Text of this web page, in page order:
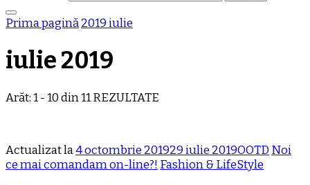
Prima pagină2019iulie
iulie 2019
Arăt: 1 - 10 din 11 REZULTATE
Actualizat la4 octombrie 201929 iulie 2019OOTD Noi
ce mai comandam on-line?! Fashion & LifeStyle